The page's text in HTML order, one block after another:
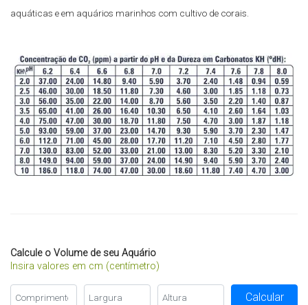
aquáticas e em aquários marinhos com cultivo de corais.
Calcule o Volume de seu Aquário
Insira valores em cm (centímetro)
Calcular